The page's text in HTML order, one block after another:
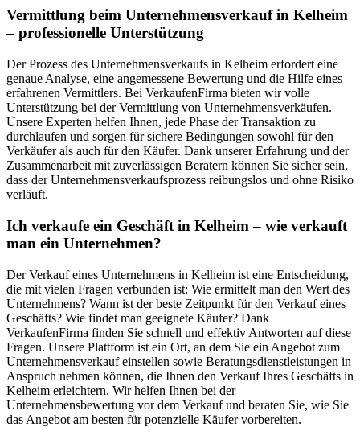
Vermittlung beim Unternehmensverkauf in Kelheim
– professionelle Unterstützung
Der Prozess des Unternehmensverkaufs in Kelheim erfordert eine
genaue Analyse, eine angemessene Bewertung und die Hilfe eines
erfahrenen Vermittlers. Bei VerkaufenFirma bieten wir volle
Unterstützung bei der Vermittlung von Unternehmensverkäufen.
Unsere Experten helfen Ihnen, jede Phase der Transaktion zu
durchlaufen und sorgen für sichere Bedingungen sowohl für den
Verkäufer als auch für den Käufer. Dank unserer Erfahrung und der
Zusammenarbeit mit zuverlässigen Beratern können Sie sicher sein,
dass der Unternehmensverkaufsprozess reibungslos und ohne Risiko
verläuft.
Ich verkaufe ein Geschäft in Kelheim – wie verkauft
man ein Unternehmen?
Der Verkauf eines Unternehmens in Kelheim ist eine Entscheidung,
die mit vielen Fragen verbunden ist: Wie ermittelt man den Wert des
Unternehmens? Wann ist der beste Zeitpunkt für den Verkauf eines
Geschäfts? Wie findet man geeignete Käufer? Dank
VerkaufenFirma finden Sie schnell und effektiv Antworten auf diese
Fragen. Unsere Plattform ist ein Ort, an dem Sie ein Angebot zum
Unternehmensverkauf einstellen sowie Beratungsdienstleistungen in
Anspruch nehmen können, die Ihnen den Verkauf Ihres Geschäfts in
Kelheim erleichtern. Wir helfen Ihnen bei der
Unternehmensbewertung vor dem Verkauf und beraten Sie, wie Sie
das Angebot am besten für potenzielle Käufer vorbereiten.